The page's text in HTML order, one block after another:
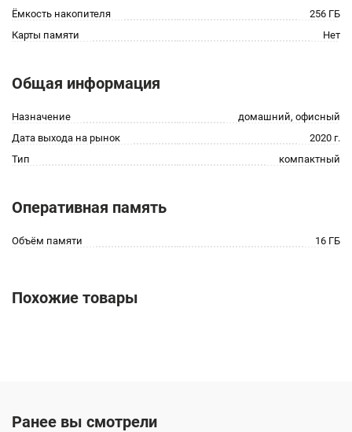
Ёмкость накопителя
256 ГБ
Карты памяти
Нет
Общая информация
Назначение
домашний, офисный
Дата выхода на рынок
2020 г.
Тип
компактный
Оперативная память
Объём памяти 16 ГБ
Похожие товары
Ранее вы смотрели